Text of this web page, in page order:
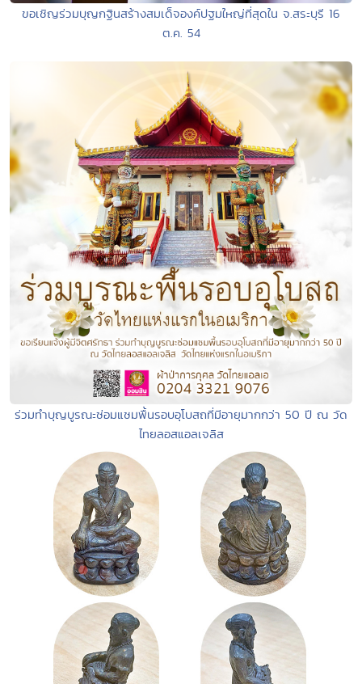
ขอเชิญร่วมบุญกฐินสร้างสมเด็จองค์ปฐมใหญ่ที่สุดใน จ.สระบุรี 16
ต.ค. 54
ร่วมทำบุญบูรณะซ่อมแซมพื้นรอบอุโบสถที่มีอายุมากกว่า 50 ปี ณ วัด
ไทยลอสแอลเจลิส